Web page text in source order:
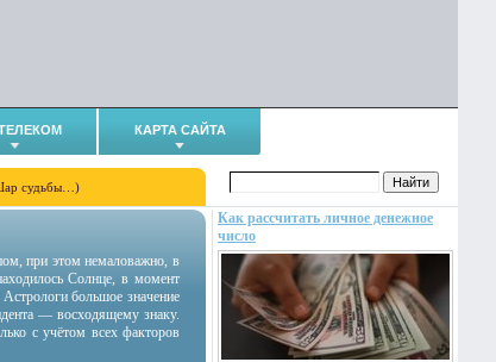
КАРТА САЙТА
судьбы…)
Как рассчитать личное денежное
число
при этом немаловажно, в
Солнце, в момент
большое значение
— восходящему знаку.
с учётом всех факторов